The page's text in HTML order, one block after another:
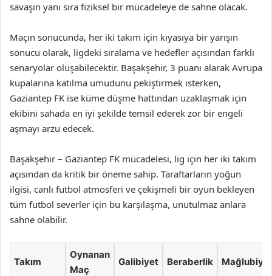
savaşın yanı sıra fiziksel bir mücadeleye de sahne olacak.
Maçın sonucunda, her iki takım için kıyasıya bir yarışın
sonucu olarak, ligdeki sıralama ve hedefler açısından farklı
senaryolar oluşabilecektir. Başakşehir, 3 puanı alarak Avrupa
kupalarına katılma umudunu pekiştirmek isterken,
Gaziantep FK ise küme düşme hattından uzaklaşmak için
ekibini sahada en iyi şekilde temsil ederek zor bir engeli
aşmayı arzu edecek.
Başakşehir – Gaziantep FK mücadelesi, lig için her iki takım
açısından da kritik bir öneme sahip. Taraftarların yoğun
ilgisi, canlı futbol atmosferi ve çekişmeli bir oyun bekleyen
tüm futbol severler için bu karşılaşma, unutulmaz anlara
sahne olabilir.
Takım
Oynanan
Maç
Galibiyet Beraberlik Mağlubiyet